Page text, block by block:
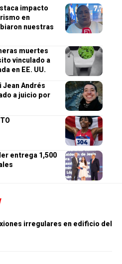
impacto
en
nuestras
muertes
vinculado a
en EE. UU.
Jean Andrés
a juicio por
entrega 1,500
irregulares en edificio del